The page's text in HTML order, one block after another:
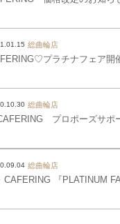
総曲輪店
プラチナフェア開
総曲輪店
プロポーズサポ
総曲輪店
CAFERING 『PLATINUM